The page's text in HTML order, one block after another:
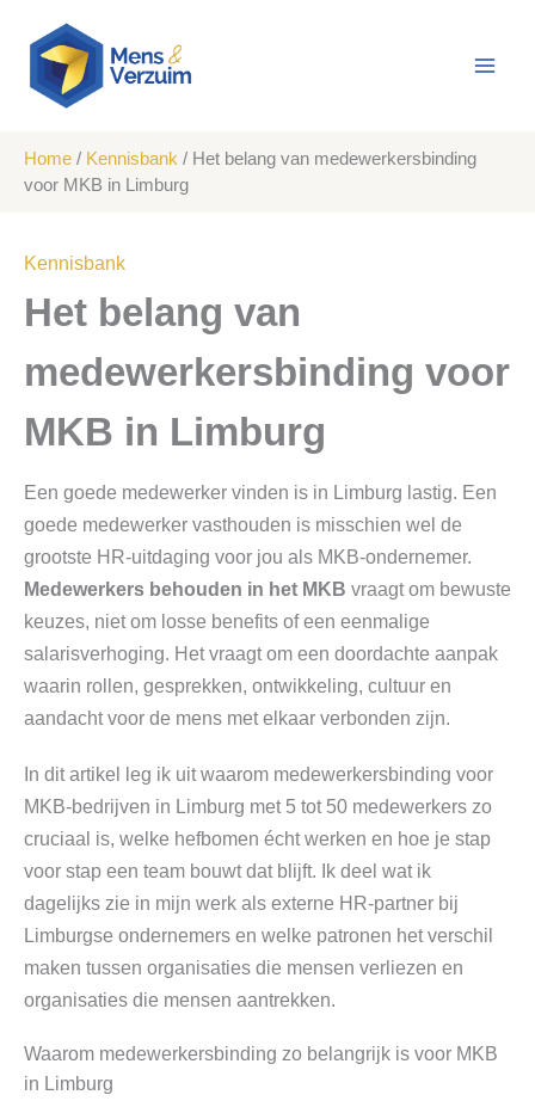
naar
inhoud
Home / Kennisbank / Het belang van medewerkersbinding
voor MKB in Limburg
Kennisbank
Het belang van
medewerkersbinding voor
MKB in Limburg
Een goede medewerker vinden is in Limburg lastig. Een
goede medewerker vasthouden is misschien wel de
grootste HR-uitdaging voor jou als MKB-ondernemer.
Medewerkers behouden in het MKB vraagt om bewuste
keuzes, niet om losse benefits of een eenmalige
salarisverhoging. Het vraagt om een doordachte aanpak
waarin rollen, gesprekken, ontwikkeling, cultuur en
aandacht voor de mens met elkaar verbonden zijn.
In dit artikel leg ik uit waarom medewerkersbinding voor
MKB-bedrijven in Limburg met 5 tot 50 medewerkers zo
cruciaal is, welke hefbomen écht werken en hoe je stap
voor stap een team bouwt dat blijft. Ik deel wat ik
dagelijks zie in mijn werk als externe HR-partner bij
Limburgse ondernemers en welke patronen het verschil
maken tussen organisaties die mensen verliezen en
organisaties die mensen aantrekken.
Waarom medewerkersbinding zo belangrijk is voor MKB
in Limburg